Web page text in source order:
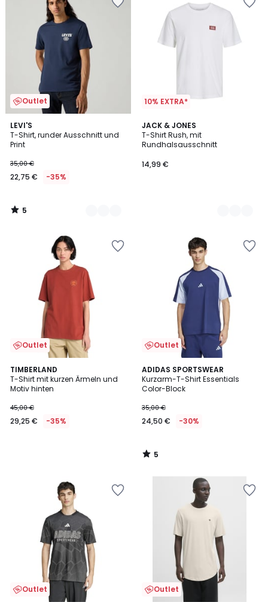
Outlet
LEVI'S
T-Shirt, runder Ausschnitt und
Print
35,00 €
22,75 € -35%
5
/
5
2
Farben
5
/
10% EXTRA*
JACK & JONES
T-Shirt Rush, mit
Rundhalsausschnitt
14,99 €
3
Farben
Outlet
TIMBERLAND
T-Shirt mit kurzen Ärmeln und
Motiv hinten
45,00 €
29,25 € -35%
Outlet
ADIDAS SPORTSWEAR
Kurzarm-T-Shirt Essentials
Color-Block
35,00 €
24,50 € -30%
5
/
5
5
/
Outlet Outlet